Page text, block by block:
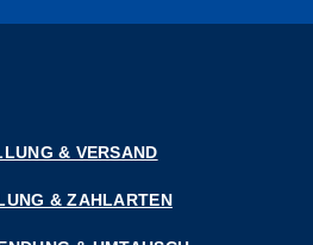
& VERSAND
& ZAHLARTEN